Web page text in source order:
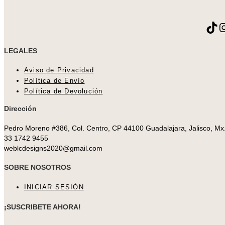
LEGALES
Aviso de Privacidad
Política de Envío
Política de Devolución
Dirección
Pedro Moreno #386, Col. Centro, CP 44100 Guadalajara, Jalisco, Mx.
33 1742 9455
weblcdesigns2020@gmail.com
SOBRE NOSOTROS
INICIAR SESIÓN
¡SUSCRIBETE AHORA!